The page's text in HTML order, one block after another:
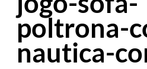
poltrona-
nautica-